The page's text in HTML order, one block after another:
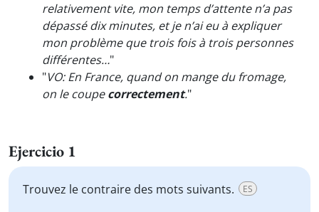
relativement vite, mon temps d’attente n’a pas
dépassé dix minutes, et je n’ai eu à expliquer
mon problème que trois fois à trois personnes
différentes…"
"VO: En France, quand on mange du fromage,
on le coupecorrectement."
Ejercicio 1
Trouvez le contraire des mots suivants. ES